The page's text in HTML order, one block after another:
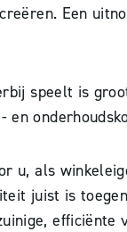
Een
speelt is
en
u, als
juist is
efficiënte